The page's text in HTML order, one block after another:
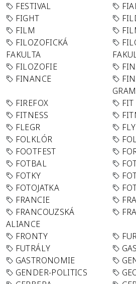
FESTIVAL
FIGHT
FILM
FILOZOFICKÁ
FAKULTA
FILOZOFIE
FINANCE
FIREFOX
FIT
FITNESS
FLEGR
FOLKLÓR
FOOTFEST
FOTBAL
FOTKY
FOTOJATKA
FRANCIE
FRANCOUZSKÁ
ALIANCE
FRONTY
FUTRÁLY
GASTRONOMIE
GENDER-POLITICS